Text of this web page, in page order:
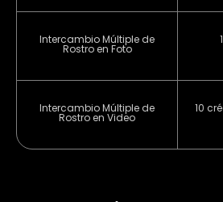
Intercambio Múltiple de
Rostro en Foto
Intercambio Múltiple de
Rostro en Video
10